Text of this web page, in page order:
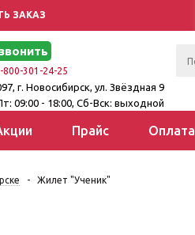
ЗАКАЗ
800-301-24-25
г. Новосибирск, ул. Звёздная 9
09:00 - 18:00, Сб-Вск: выходной
Прайс Оплата
- Жилет "Ученик"